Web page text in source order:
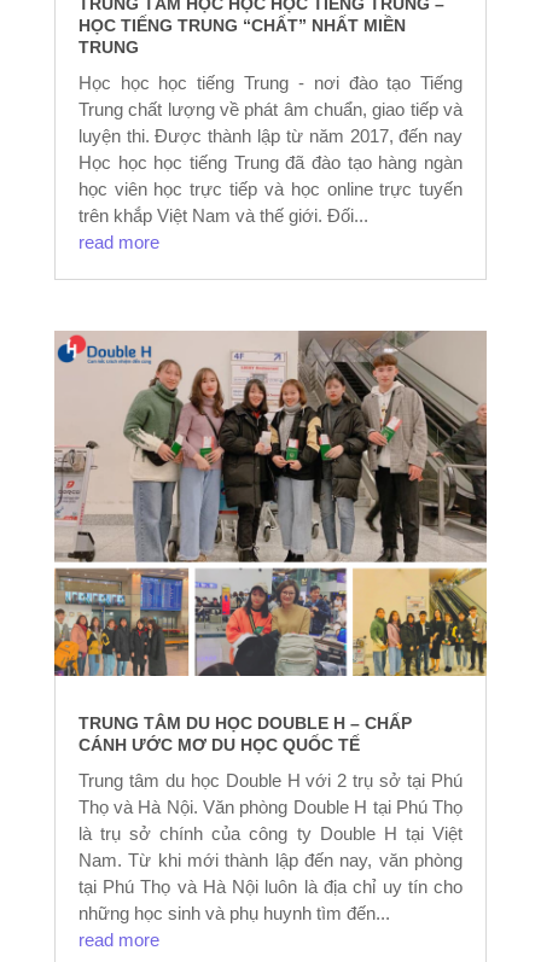
TRUNG TÂM HỌC HỌC HỌC TIẾNG TRUNG –
HỌC TIẾNG TRUNG “CHẤT” NHẤT MIỀN
TRUNG
Học học học tiếng Trung - nơi đào tạo Tiếng
Trung chất lượng về phát âm chuẩn, giao tiếp và
luyện thi. Được thành lập từ năm 2017, đến nay
Học học học tiếng Trung đã đào tạo hàng ngàn
học viên học trực tiếp và học online trực tuyến
trên khắp Việt Nam và thế giới. Đối...
read more
TRUNG TÂM DU HỌC DOUBLE H – CHẤP
CÁNH ƯỚC MƠ DU HỌC QUỐC TẾ
Trung tâm du học Double H với 2 trụ sở tại Phú
Thọ và Hà Nội. Văn phòng Double H tại Phú Thọ
là trụ sở chính của công ty Double H tại Việt
Nam. Từ khi mới thành lập đến nay, văn phòng
tại Phú Thọ và Hà Nội luôn là địa chỉ uy tín cho
những học sinh và phụ huynh tìm đến...
read more